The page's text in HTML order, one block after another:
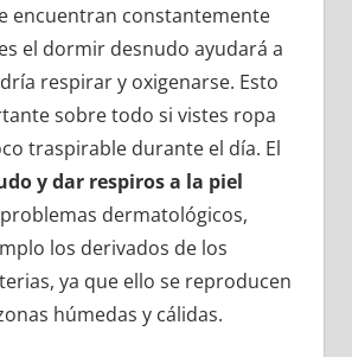
encuentran constantemente
el dormir desnudo ayudará a
respirar y oxigenarse. Esto
sobre todo si vistes ropa
traspirable durante el día. El
y dar respiros a la piel
dermatológicos,
los derivados de los
ya que ello se reproducen
húmedas y cálidas.